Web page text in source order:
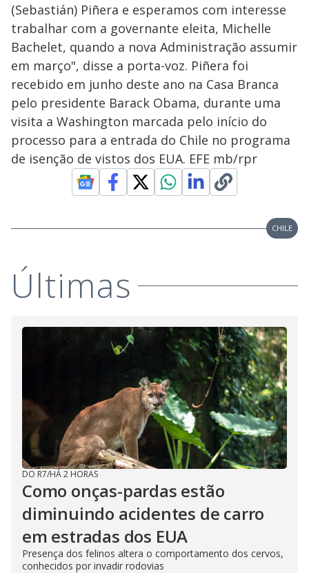
(Sebastián) Piñera e esperamos com interesse
trabalhar com a governante eleita, Michelle
Bachelet, quando a nova Administração assumir
em março", disse a porta-voz. Piñera foi
recebido em junho deste ano na Casa Branca
pelo presidente Barack Obama, durante uma
visita a Washington marcada pelo início do
processo para a entrada do Chile no programa
de isenção de vistos dos EUA. EFE mb/rpr
CHILE
Últimas
DO R7/HÁ 2 HORAS
Como onças-pardas estão
diminuindo acidentes de carro
em estradas dos EUA
Presença dos felinos altera o comportamento dos cervos,
conhecidos por invadir rodovias